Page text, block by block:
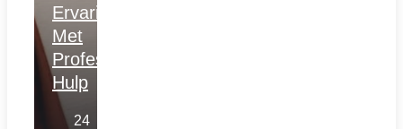
Ervaring
Met
Professionele
Hulp
24